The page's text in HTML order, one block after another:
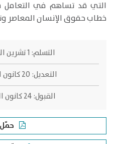
التي قد تساهم في التعامل
خطاب حقوق الإنسان المعاصر
التسلم:
التعديل:
القبول: 24 كانون الثاني/ يناير 2023
حمّل